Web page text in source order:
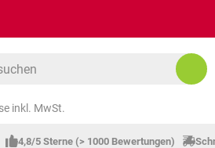
inkl. MwSt.
4,8/5 Sterne (> 1000 Bewertungen)